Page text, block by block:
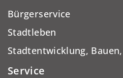
Bürgerservice
Stadtleben
Stadtentwicklung,
Service